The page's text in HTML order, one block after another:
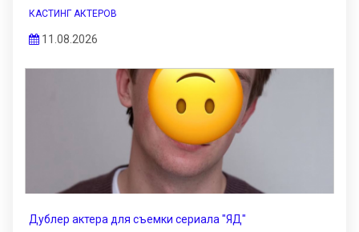
КАСТИНГ АКТЕРОВ
11.08.2026
Дублер актера для съемки сериала "ЯД"